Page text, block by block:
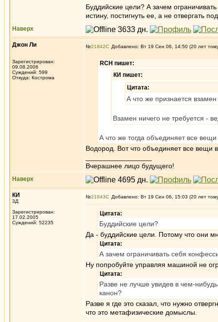
Буддийские цели? А зачем
истину, постигнуть ее, а не отвергать
Наверх
Джон Ли
Зарегистрирован:
09.08.2006
Суждений: 599
Откуда: Кострома
№21842 Добавлено: Вт 19 Сен 06, 14:50 (20 лет
RCH пишет:
КИ пишет:
Цитата:
А что же признается взамен
Взамен ничего не требуется -
А что же тогда объединяет все
Водород. Вот что объединяет все вещи
Вчерашнее лицо будущего!
Наверх
КИ
3Д
Зарегистрирован:
17.02.2005
Суждений: 52235
№21843 Добавлено: Вт 19 Сен 06, 15:03 (20 лет
Цитата:
Буддийские цели?
Да - буддийские цели. Потому что они
Цитата:
А зачем ограничивать себя
Ну попробуйте управляя машиной не
Цитата:
Разве не лучше увидев в чем-
канон?
Разве я где это сказал, что нужно
что это метафизические домыслы.